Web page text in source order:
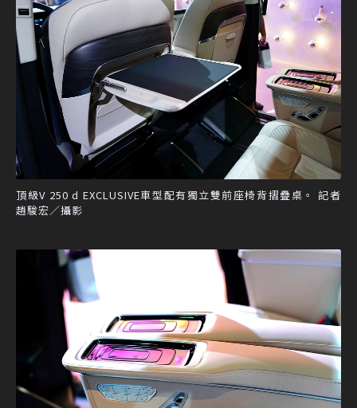
頂級V 250 d EXCLUSIVE車型配有獨立雙前座椅背摺疊桌。 記者
趙駿宏／攝影